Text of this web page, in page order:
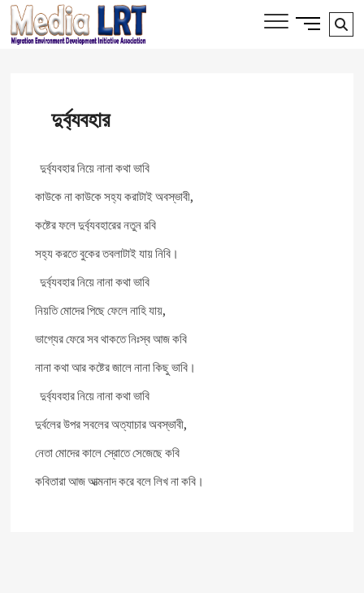
Skip
content
MIGRATION, ENVIRONMENT AND
Side
Menu
দুর্ব্যবহার
দুর্ব্যবহার নিয়ে নানা কথা ভাবি
কাউকে না কাউকে সহ্য করাটাই অবস্ভাবী,
কষ্টের ফলে দুর্ব্যবহারের নতুন রবি
সহ্য করতে বুকের তবলাটাই যায় নিবি।
দুর্ব্যবহার নিয়ে নানা কথা ভাবি
নিয়তি মোদের পিছে ফেলে নাহি যায়,
ভাগ্যের ফেরে সব থাকতে নিঃস্ব আজ কবি
নানা কথা আর কষ্টের জালে নানা কিছু ভাবি।
দুর্ব্যবহার নিয়ে নানা কথা ভাবি
দুর্বলের উপর সবলের অত্যাচার অবস্ভাবী,
নেতা মোদের কালে স্রোতে সেজেছে কবি
কবিতারা আজ আত্মনাদ করে বলে লিখ না কবি।